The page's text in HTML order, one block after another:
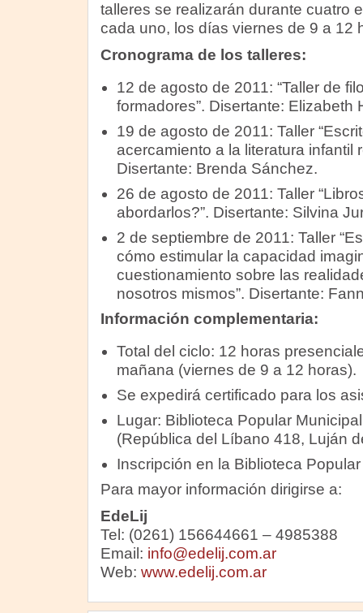
talleres se realizarán durante cuatro
cada uno, los días viernes de 9 a 12
Cronograma de los talleres:
12 de agosto de 2011: “Taller de
formadores”. Disertante: Elizabeth
19 de agosto de 2011: Taller
acercamiento a la literatura infantil
Disertante: Brenda Sánchez.
26 de agosto de 2011: Taller
abordarlos?”. Disertante: Silvina
2 de septiembre de 2011: Taller
cómo estimular la capacidad
cuestionamiento sobre las
nosotros mismos”. Disertante:
Información complementaria:
Total del ciclo: 12 horas
mañana (viernes de 9 a 12 horas).
Se expedirá certificado para los
Lugar: Biblioteca Popular
(República del Líbano 418, Luján
Inscripción en la Biblioteca
Para mayor información dirigirse a:
EdeLij
Tel: (0261) 156644661 – 4985388
Email: info@edelij.com.ar
Web: www.edelij.com.ar